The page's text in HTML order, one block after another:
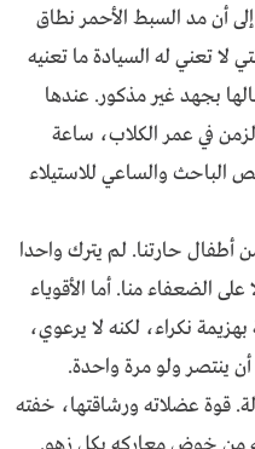
أن مد السبط الأحمر نطاق
لا تعني له السيادة ما تعنيه
بجهد غير مذكور. عندها
في عمر الكلاب، ساعة
الباحث والساعي للاستيلاء
أطفال حارتنا. لم يترك واحدا
الضعفاء منا. أما الأقوياء
نكراء، لكنه لا يرعوي،
ينتصر ولو مرة واحدة.
قوة عضلاته ورشاقتها، خفته